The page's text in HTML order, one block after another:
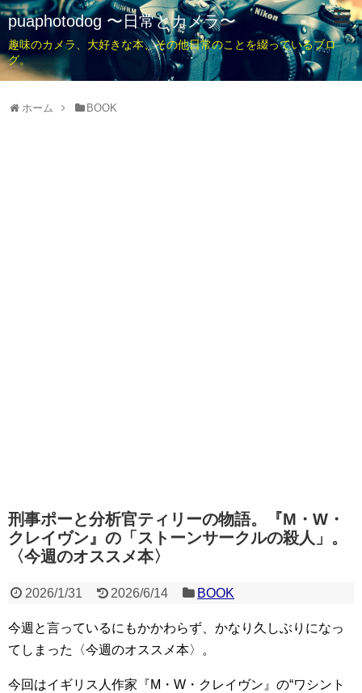
puaphotodog 〜日常とカメラ〜
趣味のカメラ、大好きな本、その他日常のことを綴っているブロ
グ。
ホーム BOOK
刑事ポーと分析官ティリーの物語。『M・W・
クレイヴン』の「ストーンサークルの殺人」。
〈今週のオススメ本〉
2026/1/31 2026/6/14 BOOK
今週と言っているにもかかわらず、かなり久しぶりになっ
てしまった〈今週のオススメ本〉。
今回はイギリス人作家『M・W・クレイヴン』の“ワシント